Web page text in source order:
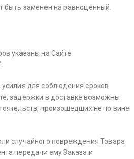
быть заменен на равноценный.
указаны на Сайте
для соблюдения сроков
задержки в доставке возможны
произошедших не по вине
случайного повреждения Товара
передачи ему Заказа и